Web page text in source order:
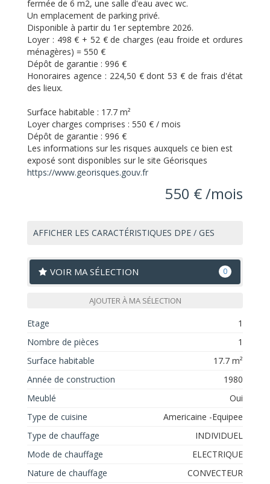
fermée de 6 m2, une salle d'eau avec wc.
Un emplacement de parking privé.
Disponible à partir du 1er septembre 2026.
Loyer : 498 € + 52 € de charges (eau froide et ordures
ménagères) = 550 €
Dépôt de garantie : 996 €
Honoraires agence : 224,50 € dont 53 € de frais d'état
des lieux.
Surface habitable : 17.7 m²
Loyer charges comprises : 550 € / mois
Dépôt de garantie : 996 €
Les informations sur les risques auxquels ce bien est
exposé sont disponibles sur le site Géorisques
https://www.georisques.gouv.fr
550 € /mois
AFFICHER LES CARACTÉRISTIQUES DPE / GES
VOIR MA SÉLECTION 0
AJOUTER À MA SÉLECTION
Etage
1
Nombre de pièces
1
Surface habitable
17.7 m²
Année de construction
1980
Meublé
Oui
Type de cuisine
Americaine -Equipee
Type de chauffage
INDIVIDUEL
Mode de chauffage
ELECTRIQUE
Nature de chauffage
CONVECTEUR